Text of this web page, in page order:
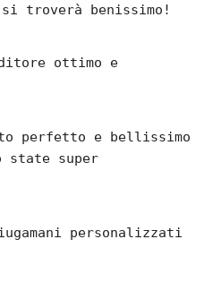
troverà benissimo!
ottimo e
perfetto e bellissimo
state super
personalizzati